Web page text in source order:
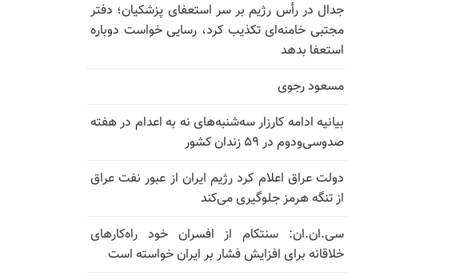
جدال در رأس رژیم بر سر استعفای پزشکیان؛ دفتر
مجتبی خامنه‌ای تکذیب کرد، رسایی خواست دوباره
استعفا بدهد
مسعود رجوی
بیانیه ادامه کارزار سه‌شنبه‌های نه به اعدام در هفته
صدوسی‌و‌دوم در ۵۹ زندان کشور
دولت عراق اعلام کرد رژیم ایران از عبور نفت عراق
از تنگه هرمز جلوگیری می‌کند
سی.ان.ان: سنتکام از افسران خود راه‌کارهای
خلاقانه برای افزایش فشار بر ایران خواسته است